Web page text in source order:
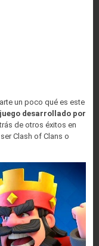
un poco qué es este
juego desarrollado por
de otros éxitos en
Clash of Clans o